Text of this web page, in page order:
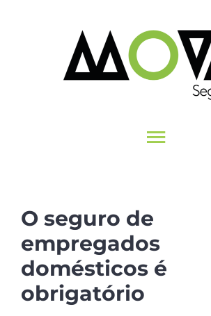
Toggle
MUNDO MOVA
CONTACTOS
O seguro de
empregados
domésticos é
obrigatório